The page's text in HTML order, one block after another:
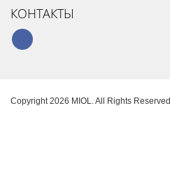
КОНТАКТЫ
Copyright 2026 MIOL. All Rights Reserved